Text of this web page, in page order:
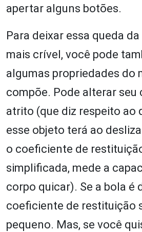
apertar alguns botões.
Para deixar essa queda
mais crível, você pode
algumas propriedades do
compõe. Pode alterar seu
atrito (que diz respeito ao
esse objeto terá ao
o coeficiente de
simplificada, mede a
corpo quicar). Se a bola é
coeficiente de restituição
pequeno. Mas, se você